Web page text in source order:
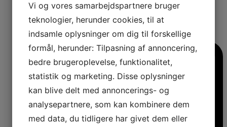
Fritstående køle-/fryseskabe
Integrerbare køle-/fryseskabe
Køleskabe med fryseboks
Amerikanerkøleskabe
Vi og vores samarbejdspartnere bruger
teknologier, herunder cookies, til at
indsamle oplysninger om dig til forskellige
formål, herunder: Tilpasning af annoncering,
bedre brugeroplevelse, funktionalitet,
statistik og marketing. Disse oplysninger
kan blive delt med annoncerings- og
analysepartnere, som kan kombinere dem
med data, du tidligere har givet dem eller